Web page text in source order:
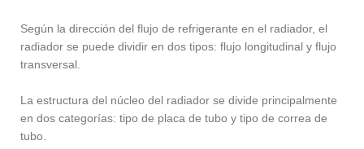
Según la dirección del flujo de refrigerante en el radiador, el
radiador se puede dividir en dos tipos: flujo longitudinal y flujo
transversal.
La estructura del núcleo del radiador se divide principalmente
en dos categorías: tipo de placa de tubo y tipo de correa de
tubo.